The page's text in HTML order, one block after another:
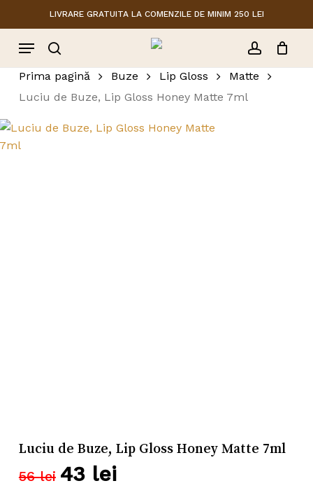
to
main
LIVRARE GRATUITA LA COMENZILE DE MINIM 250 LEI
Menu Cart Close
Cart
Prima pagină Buze Lip Gloss
Matte
Luciu de Buze, Lip Gloss Honey Matte 7ml
Luciu de Buze, Lip Gloss Honey Matte 7ml
56lei Prețul
43 leiPrețul